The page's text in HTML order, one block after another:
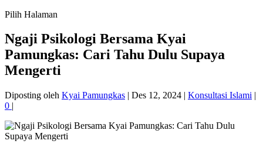
Pilih Halaman
Ngaji Psikologi Bersama Kyai
Pamungkas: Cari Tahu Dulu Supaya
Mengerti
Diposting oleh Kyai Pamungkas | Des 12, 2024 | Konsultasi Islami |
0 |